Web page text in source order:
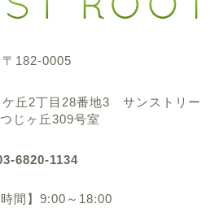
〒182-0005
ケ丘2丁目28番地3 サンストリー
つじヶ丘309号室
6820-1134
時間】9:00～18:00
会社概要